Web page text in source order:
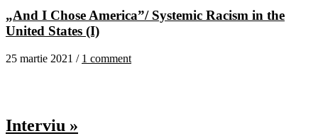
„And I Chose America”/ Systemic Racism in the
United States (I)
25 martie 2021 / 1 comment
Interviu »